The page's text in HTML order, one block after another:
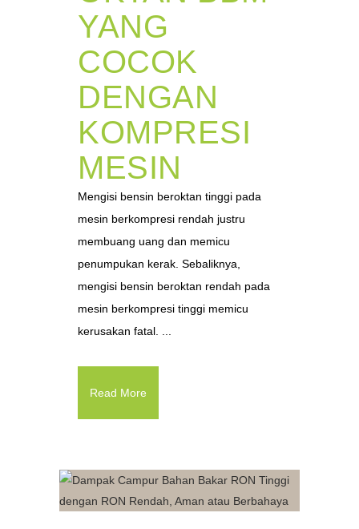
YANG
COCOK
DENGAN
KOMPRESI
MESIN
Mengisi bensin beroktan tinggi pada
mesin berkompresi rendah justru
membuang uang dan memicu
penumpukan kerak. Sebaliknya,
mengisi bensin beroktan rendah pada
mesin berkompresi tinggi memicu
kerusakan fatal. ...
Read More